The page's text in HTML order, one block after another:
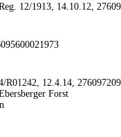
12/1913, 14.10.12,
R01242, 12.4.14,
Forst